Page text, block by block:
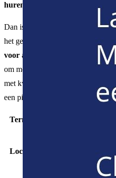
huren
Dan is de
ideaal
het gevoel met een minibus te
voor alle inzittenden
biedt. De3
om met 7 personen te reizen. De
met kwalitatieve materialen en een
een pittige en
wagen om
Termijn:
Locatie: